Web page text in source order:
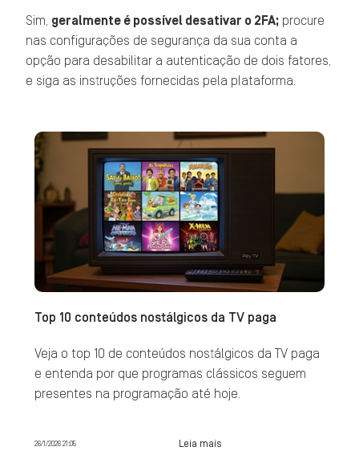
Sim, geralmente é possível desativar o 2FA; procure
nas configurações de segurança da sua conta a
opção para desabilitar a autenticação de dois fatores,
e siga as instruções fornecidas pela plataforma.
Top 10 conteúdos nostálgicos da TV paga
Veja o top 10 de conteúdos nostálgicos da TV paga
e entenda por que programas clássicos seguem
presentes na programação até hoje.
26/1/2026 21:05 Leia mais